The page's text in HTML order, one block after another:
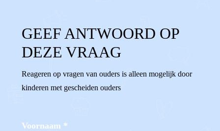
GEEF ANTWOORD OP
DEZE VRAAG
Reageren op vragen van ouders is alleen mogelijk door
kinderen met gescheiden ouders
Voornaam *